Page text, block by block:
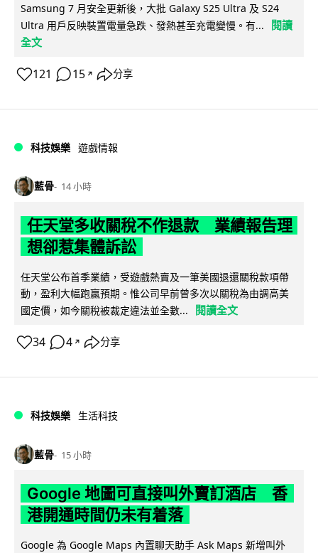
Samsung 7 月安全更新後，大批 Galaxy S25 Ultra 及 S24
Ultra 用戶反映裝置電量急跌、發熱甚至充電變慢。有...
閱讀
全文
121 15 ↗ 分享
科技娛樂 遊戲情報
藍骨 14 小時
任天堂多收關稅不作退款 業績報告理
想卻惹集體訴訟
任天堂公布首季業績，受遊戲熱賣及一筆美國退還關稅款項帶
動，盈利大幅跑贏預期。惟公司早前曾多次以關稅為由調高美
國定價，如今關稅被裁定違法並全數...
閱讀全文
34 4 ↗ 分享
科技娛樂 生活科技
藍骨 15 小時
Google 地圖可直接叫外賣訂酒店 香
港開通時間仍未有着落
Google 為 Google Maps 內置聊天助手 Ask Maps 新增叫外